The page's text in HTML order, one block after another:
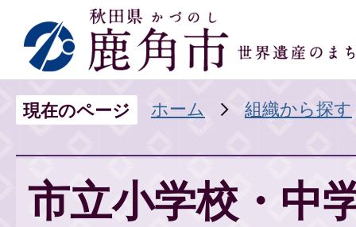
現在のページ ホーム 組織から探す
市立小学校・中